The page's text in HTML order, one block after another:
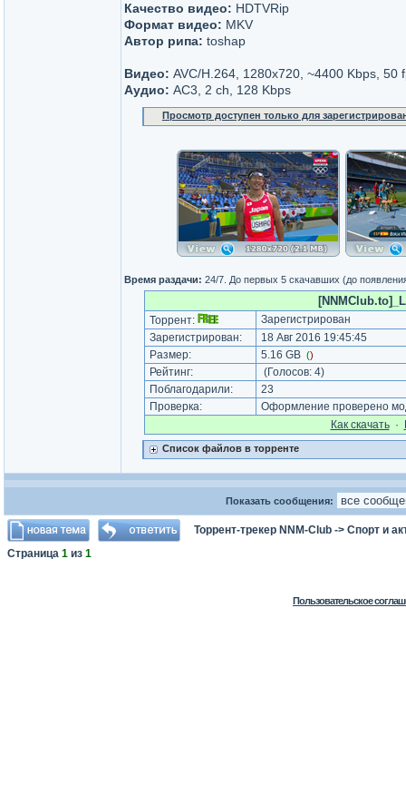
Качество видео: HDTVRip
Формат видео: MKV
Автор рипа: toshap
Видео: AVC/H.264, 1280x720, ~4400 Kbps, 50
Аудио: AC3, 2 ch, 128 Kbps
Просмотр доступен только для
Время раздачи: 24/7. До первых 5 скачавших (до
Торрент:
Зарегистрирован
Зарегистрирован:
18 Авг 2016 19:45:45
Размер:
5.16 GB ()
Рейтинг: (Голосов: 4)
Поблагодарили:
23
Проверка:
Оформление проверено
Как cкачать·
Список файлов в торренте
Показать сообщения:
Торрент-трекер NNM-Club -> Спорт и
Страница 1 из 1
Пользовательское